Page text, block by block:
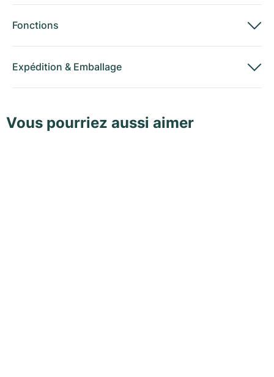
Fonctions
Expédition & Emballage
Vous pourriez aussi aimer